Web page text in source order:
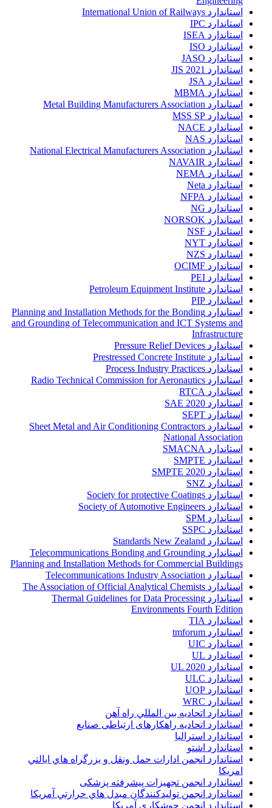
استاندارد International Union of Railways
استاندارد IPC
استاندارد ISEA
استاندارد ISO
استاندارد JASO
استاندارد JIS 2021
استاندارد JSA
استاندارد MBMA
استاندارد Metal Building Manufacturers Association
استاندارد MSS SP
استاندارد NACE
استاندارد NAS
استاندارد National Electrical Manufacturers Association
استاندارد NAVAIR
استاندارد NEMA
استاندارد Neta
استاندارد NFPA
استاندارد NG
استاندارد NORSOK
استاندارد NSF
استاندارد NYT
استاندارد NZS
استاندارد OCIMF
استاندارد PEI
استاندارد Petroleum Equipment Institute
استاندارد PIP
استاندارد Planning and Installation Methods for the Bonding
and Grounding of Telecommunication and ICT Systems and
Infrastructure
استاندارد Pressure Relief Devices
استاندارد Prestressed Concrete Institute
استاندارد Process Industry Practices
استاندارد Radio Technical Commission for Aeronautics
استاندارد RTCA
استاندارد SAE 2020
استاندارد SEPT
استاندارد Sheet Metal and Air Conditioning Contractors
National Association
استاندارد SMACNA
استاندارد SMPTE
استاندارد SMPTE 2020
استاندارد SNZ
استاندارد Society for protective Coatings
استاندارد Society of Automotive Engineers
استاندارد SPM
استاندارد SSPC
استاندارد Standards New Zealand
استاندارد Telecommunications Bonding and Grounding
Planning and Installation Methods for Commercial Buildings
استاندارد Telecommunications Industry Association
استاندارد The Association of Official Analytical Chemists
استاندارد Thermal Guidelines for Data Processing
Environments Fourth Edition
استاندارد TIA
استاندارد tmforum
استاندارد UIC
استاندارد UL
استاندارد UL 2020
استاندارد ULC
استاندارد UOP
استاندارد WRC
استاندارد اتحاديه بين المللي راه آهن
استاندارد اتحادیه راهکارهای ارتباطی صنایع
استاندارد استرالیا
استاندارد اشتو
استاندارد انجمن ادارات حمل ونقل و بزرگراه هاي ايالتي
امريکا
استاندارد انجمن تجهیزات پیشرفته پزشکی
استاندارد انجمن توليدکنندگان مبدل هاي حرارتي آمريکا
استاندارد انجمن جوشکاری آمریکا